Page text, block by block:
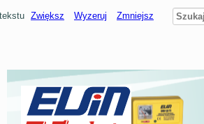
Zwiększ Wyzeruj Zmniejsz